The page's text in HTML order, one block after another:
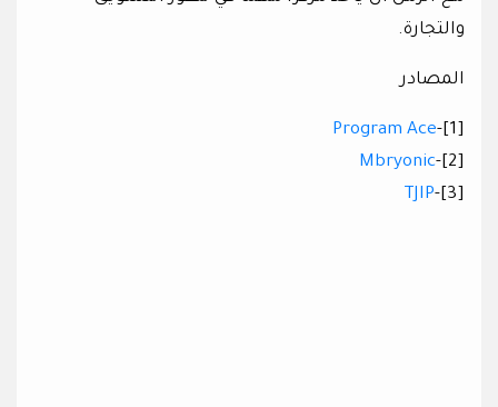
والتجارة.
المصادر
[1]-
Program Ace
[2]-
Mbryonic
[3]-
TJIP